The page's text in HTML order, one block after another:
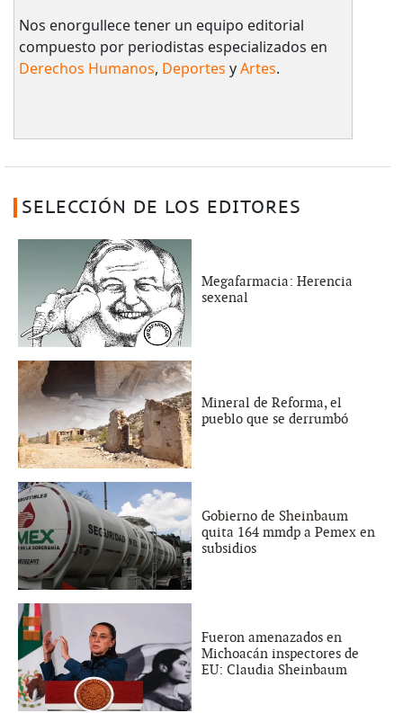
Nos enorgullece tener un equipo editorial
compuesto por periodistas especializados en
Derechos Humanos, Deportes yArtes.
SELECCIÓN DE LOS EDITORES
Megafarmacia: Herencia
sexenal
Mineral de Reforma, el
pueblo que se derrumbó
Gobierno de Sheinbaum
quita 164 mmdp a Pemex en
subsidios
Fueron amenazados en
Michoacán inspectores de
EU: Claudia Sheinbaum